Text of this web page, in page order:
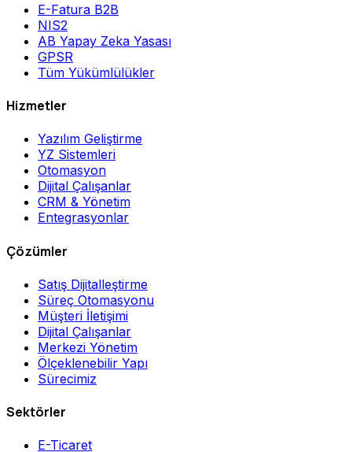
E-Fatura B2B
NIS2
AB Yapay Zeka Yasası
GPSR
Tüm Yükümlülükler
Hizmetler
Yazılım Geliştirme
YZ Sistemleri
Otomasyon
Dijital Çalışanlar
CRM & Yönetim
Entegrasyonlar
Çözümler
Satış Dijitalleştirme
Süreç Otomasyonu
Müşteri İletişimi
Dijital Çalışanlar
Merkezi Yönetim
Ölçeklenebilir Yapı
Sürecimiz
Sektörler
E-Ticaret